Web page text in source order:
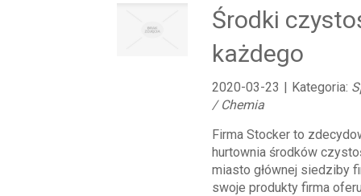
Środki
każdego
2020-03-23 | Kategoria:
/ Chemia
Firma Stocker to
hurtownia środków
miasto głównej siedziby
swoje produkty firma